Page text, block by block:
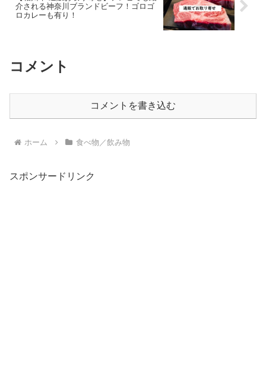
介される神奈川ブランドビーフ！ゴロゴ
ロカレーも有り！
コメント
コメントを書き込む
ホーム 食べ物／飲み物
スポンサードリンク